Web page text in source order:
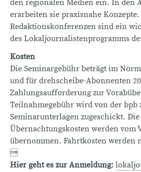
den regionalen Medien ein. In den
erarbeiten sie praxisnahe
Redaktionskonferenzen sind ein
des Lokaljournalistenprogramms
Kosten
Die Seminargebühr beträgt im
und für drehscheibe-Abonnenten
Zahlungsaufforderung zur
Teilnahmegebühr wird von der bpb
Seminarunterlagen zugeschickt.
Übernachtungskosten werden vom
übernommen. Fahrtkosten werden

Hier geht es zur Anmeldung: